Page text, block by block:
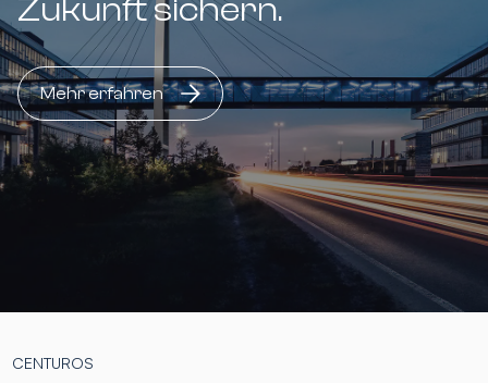
Zukunft sichern.
Mehr erfahren
CENTUROS